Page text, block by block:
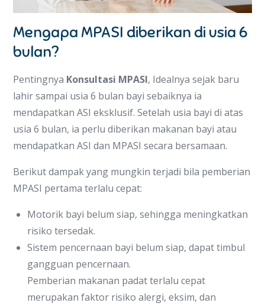
Mengapa MPASI diberikan di usia 6
bulan?
Pentingnya Konsultasi MPASI, Idealnya sejak baru
lahir sampai usia 6 bulan bayi sebaiknya ia
mendapatkan ASI eksklusif. Setelah usia bayi di atas
usia 6 bulan, ia perlu diberikan makanan bayi atau
mendapatkan ASI dan MPASI secara bersamaan.
Berikut dampak yang mungkin terjadi bila pemberian
MPASI pertama terlalu cepat:
Motorik bayi belum siap, sehingga meningkatkan
risiko tersedak.
Sistem pencernaan bayi belum siap, dapat timbul
gangguan pencernaan.
Pemberian makanan padat terlalu cepat
merupakan faktor risiko alergi, eksim, dan